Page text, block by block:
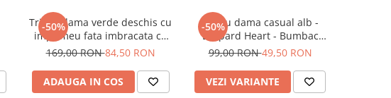
-50%
Tricou dama verde deschis cu
imprimeu fata imbracata cu
alb si inghetata in mana
169,00 RON84,50 RON
ADAUGA IN COS
-50%
Tricou dama casual alb -
Leopard Heart - Bumbac
Organic
99,00 RON49,50 RON
VEZI VARIANTE